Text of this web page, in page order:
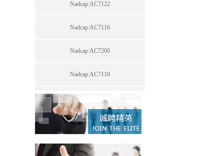
Nadcap:AC7122
Nadcap:AC7116
Nadcap:AC7200
Nadcap:AC7110